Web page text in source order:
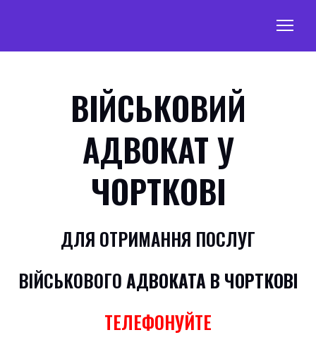
ВІЙСЬКОВИЙ
АДВОКАТ У
ЧОРТКОВІ
ДЛЯ ОТРИМАННЯ ПОСЛУГ
ВІЙСЬКОВОГОАДВОКАТА В ЧОРТКОВІ
ТЕЛЕФОНУЙТЕ